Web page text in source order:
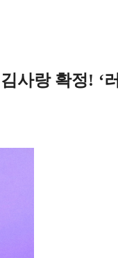
사랑 확정! ‘러